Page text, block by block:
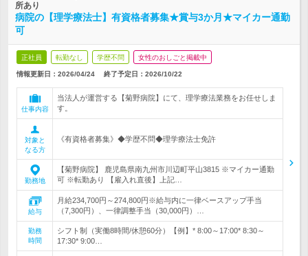
所あり
病院の【理学療法士】有資格者募集★賞与3か月★マイカー通勤
可
正社員 転勤なし 学歴不問 女性のおしごと掲載中
情報更新日：2026/04/24 終了予定日： 2026/10/22
仕事内容
当法人が運営する【菊野病院】にて、理学療法業務をお任せしま
す。
対象と
なる方
《有資格者募集》◆学歴不問◆理学療法士免許
勤務地
【菊野病院】 鹿児島県南九州市川辺町平山3815 ※マイカー通勤
可 ※転勤あり 【雇入れ直後】上記…
給与
月給234,700円～274,800円※給与内に一律ベースアップ手当
（7,300円）、一律調整手当（30,000円）…
勤務
時間
シフト制（実働8時間/休憩60分）【例】* 8:00～17:00* 8:30～
17:30* 9:00…